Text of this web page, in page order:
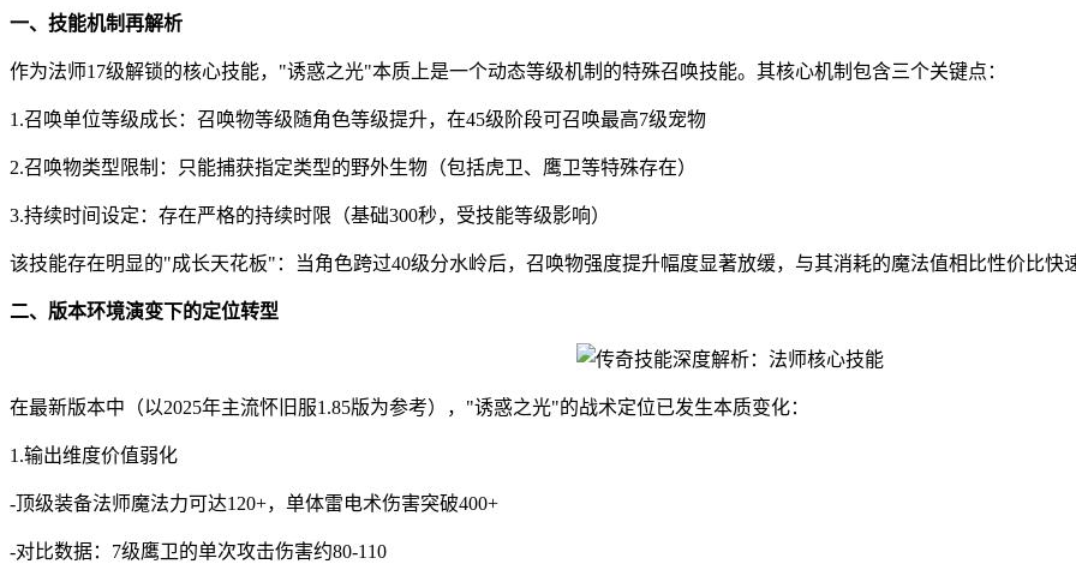
一、技能机制再解析
作为法师17级解锁的核心技能，"诱惑之光"本质上是一个动态等级机制的特殊召唤技能。其核心机制包含三个关键点：
1.召唤单位等级成长：召唤物等级随角色等级提升，在45级阶段可召唤最高7级宠物
2.召唤物类型限制：只能捕获指定类型的野外生物（包括虎卫、鹰卫等特殊存在）
3.持续时间设定：存在严格的持续时限（基础300秒，受技能等级影响）
该技能存在明显的"成长天花板"：当角色跨过40级分水岭后，召唤物强度提升幅度显著放缓，与其消耗的魔法值相比性价比快
二、版本环境演变下的定位转型
在最新版本中（以2025年主流怀旧服1.85版为参考），"诱惑之光"的战术定位已发生本质变化：
1.输出维度价值弱化
-顶级装备法师魔法力可达120+，单体雷电术伤害突破400+
-对比数据：7级鹰卫的单次攻击伤害约80-110